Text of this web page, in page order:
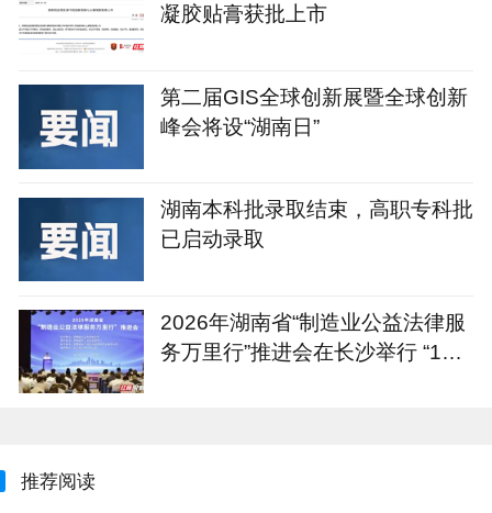
凝胶贴膏获批上市
第二届GIS全球创新展暨全球创新
峰会将设“湖南日”
湖南本科批录取结束，高职专科批
已启动录取
2026年湖南省“制造业公益法律服
务万里行”推进会在长沙举行 “1+4
推荐阅读